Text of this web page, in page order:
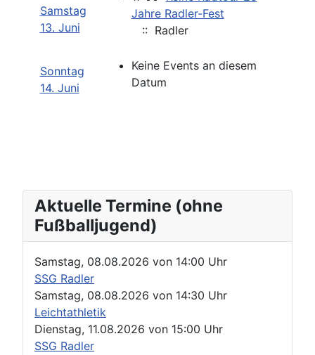
Samstag
13. Juni
Jahre Radler-Fest
:: Radler
Sonntag
14. Juni
Keine Events an diesem
Datum
Aktuelle Termine (ohne
Fußballjugend)
Samstag, 08.08.2026 von 14:00 Uhr
SSG Radler
Samstag, 08.08.2026 von 14:30 Uhr
Leichtathletik
Dienstag, 11.08.2026 von 15:00 Uhr
SSG Radler